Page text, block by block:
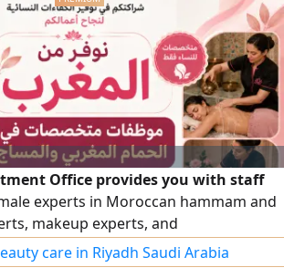
Office provides you with staff
experts in Moroccan hammam and
makeup experts, and
experts, as well as all salon and
high efficiency. To place an order,
care in Riyadh Saudi Arabia